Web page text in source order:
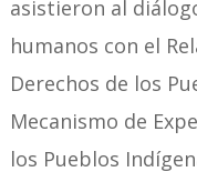
asistieron al
humanos con el
Derechos de los
Mecanismo de
los Pueblos